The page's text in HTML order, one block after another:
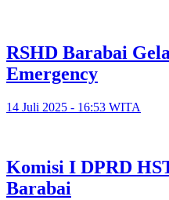
RSHD Barabai
Emergency
14 Juli 2025 - 16:53 WITA
Komisi I DPRD
Barabai